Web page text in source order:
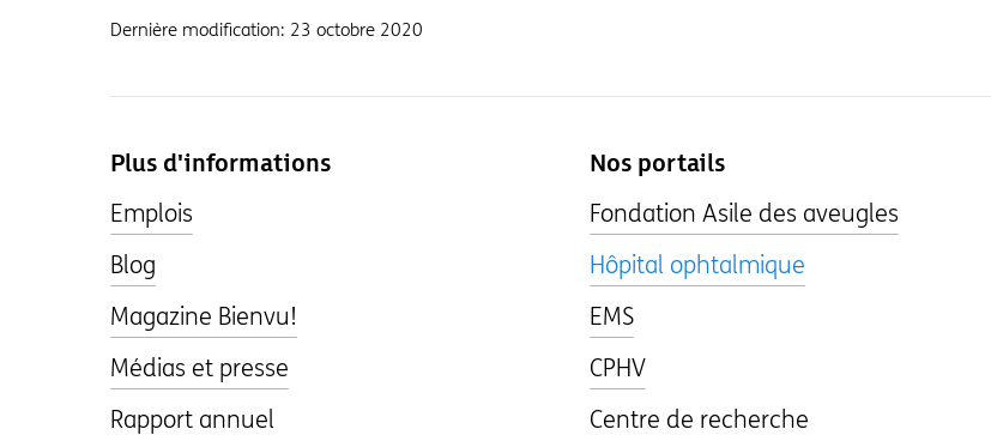
Dernière modification: 23 octobre 2020
Plus d'informations
Emplois
Blog
Magazine Bienvu!
Médias et presse
Rapport annuel
Nos portails
Fondation Asile des aveugles
Hôpital ophtalmique
EMS
CPHV
Centre de recherche